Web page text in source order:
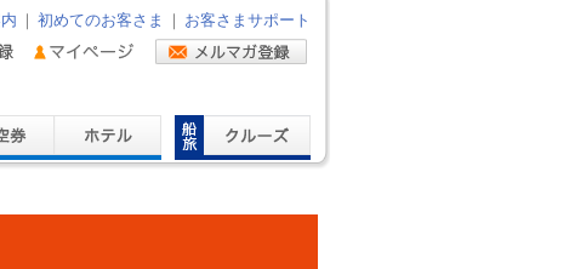
初めてのお客さま お客さまサポート